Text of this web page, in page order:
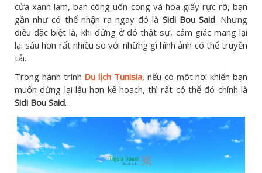
cửa xanh lam, ban công uốn cong và hoa giấy rực rỡ, bạn
gần như có thể nhận ra ngay đó là Sidi Bou Said. Nhưng
điều đặc biệt là, khi đứng ở đó thật sự, cảm giác mang lại
lại sâu hơn rất nhiều so với những gì hình ảnh có thể truyền
tải.
Trong hành trình Du lịch Tunisia, nếu có một nơi khiến bạn
muốn dừng lại lâu hơn kế hoạch, thì rất có thể đó chính là
Sidi Bou Said.